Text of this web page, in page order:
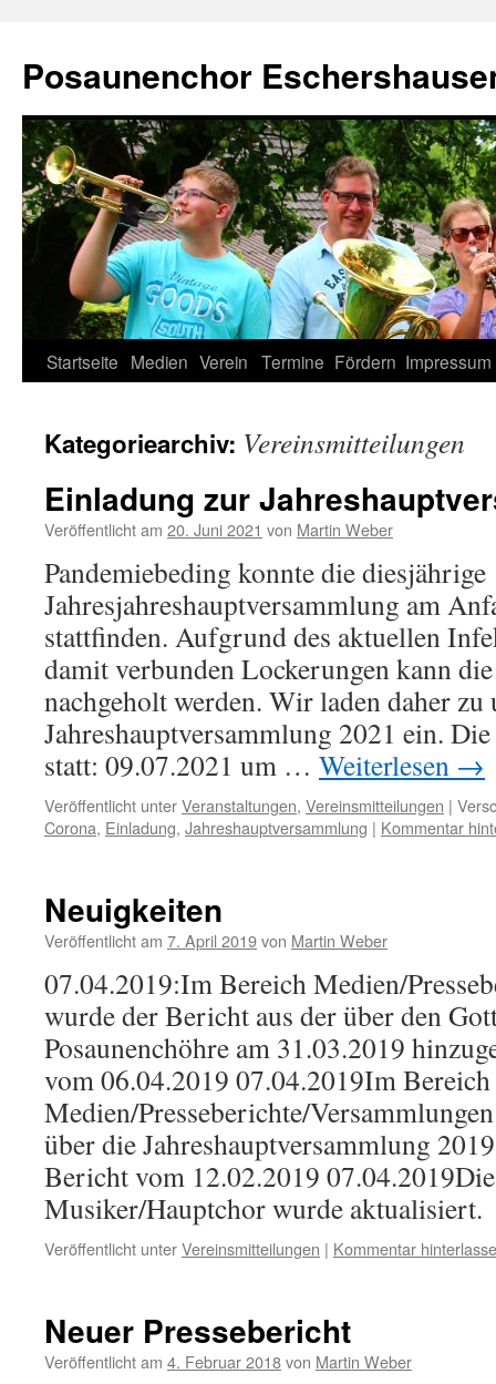
springen
Posaunenchor
Startseite Medien Verein Termine Fördern Impressum
Kategoriearchiv: Vereinsmitteilungen
Einladung zur
Veröffentlicht am 20. Juni 2021 von Martin Weber
Pandemiebeding konnte die diesjährige
Jahresjahreshauptversammlung am
stattfinden. Aufgrund des aktuellen
damit verbunden Lockerungen kann
nachgeholt werden. Wir laden daher
Jahreshauptversammlung 2021 ein.
statt: 09.07.2021 um … Weiterlesen →
Veröffentlicht unterVeranstaltungen, Vereinsmitteilungen |
Corona, Einladung, Jahreshauptversammlung | Kommentar
Neuigkeiten
Veröffentlicht am 7. April 2019von Martin Weber
07.04.2019:Im Bereich Medien/
wurde der Bericht aus der über den
Posaunenchöhre am 31.03.2019
vom 06.04.2019 07.04.2019Im Bereich
Medien/Presseberichte/
über die Jahreshauptversammlung
Bericht vom 12.02.2019
Musiker/Hauptchor wurde aktualisiert.
Veröffentlicht unterVereinsmitteilungen | Kommentar
Neuer Pressebericht
Veröffentlicht am 4. Februar 2018von Martin Weber